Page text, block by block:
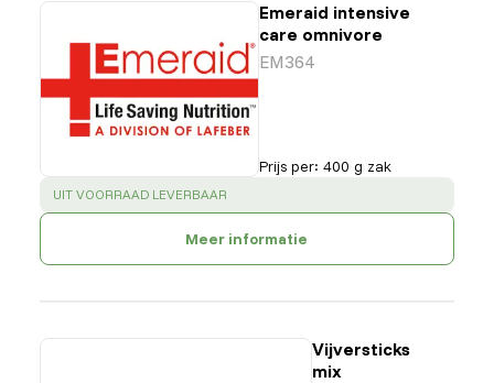
Emeraid intensive
care omnivore
EM364
Prijs per: 400 g zak
SUCCESS:
UIT VOORRAAD LEVERBAAR
Meer informatie
Vijversticks
mix